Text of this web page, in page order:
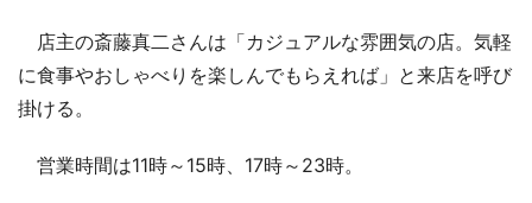
店主の斎藤真二さんは「カジュアルな雰囲気の店。気軽
に食事やおしゃべりを楽しんでもらえれば」と来店を呼び
掛ける。
営業時間は11時～15時、17時～23時。